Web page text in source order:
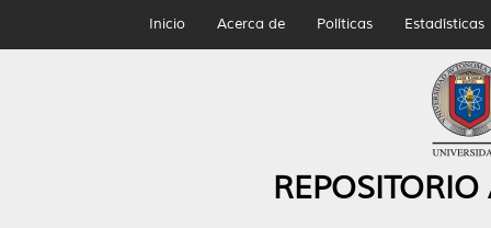
Inicio Acerca de Políticas Estadísticas